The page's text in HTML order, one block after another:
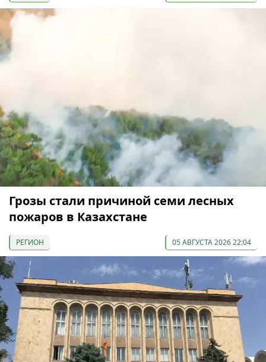
Грозы стали причиной семи лесных
пожаров в Казахстане
РЕГИОН 05 АВГУСТА 2026 22:04